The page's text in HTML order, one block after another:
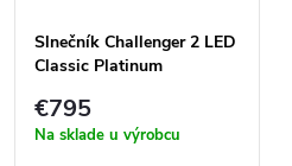
o
v
vSlnečník Challenger 2 LED
Classic Platinum
€795
Na sklade u výrobcu